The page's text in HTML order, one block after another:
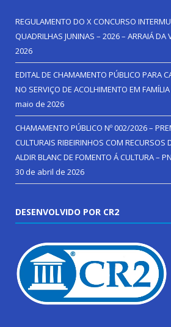
REGULAMENTO DO X CONCURSO
QUADRILHAS JUNINAS – 2026 – ARRAIÁ DA
2026
EDITAL DE CHAMAMENTO PÚBLICO PARA
NO SERVIÇO DE ACOLHIMENTO EM
maio de 2026
CHAMAMENTO PÚBLICO Nº 002/2026 –
CULTURAIS RIBEIRINHOS COM RECURSOS
ALDIR BLANC DE FOMENTO Á CULTURA –
30 de abril de 2026
DESENVOLVIDO POR CR2